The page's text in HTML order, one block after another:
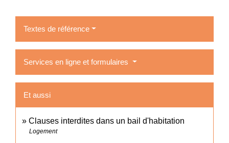
Textes de référence
Services en ligne et formulaires
Et aussi
Clauses interdites dans un bail d'habitation
Logement